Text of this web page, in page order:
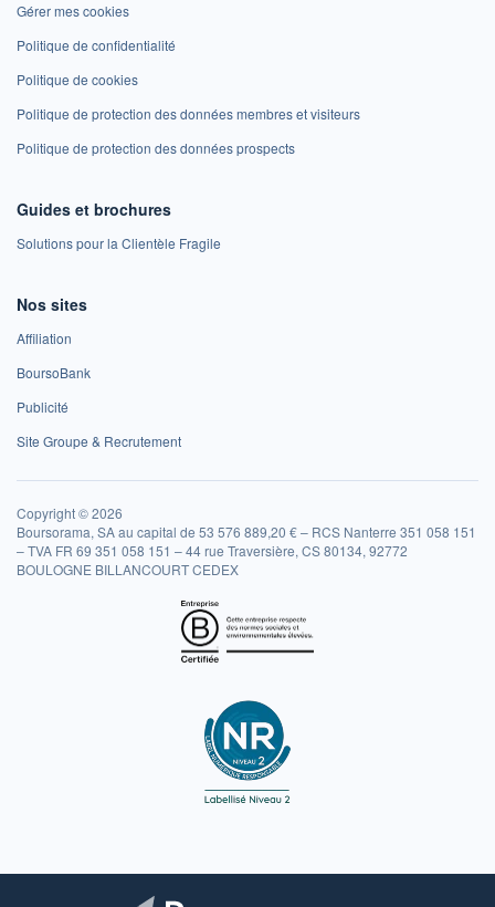
Gérer mes cookies
Politique de confidentialité
Politique de cookies
Politique de protection des données membres et visiteurs
Politique de protection des données prospects
Guides et brochures
Solutions pour la Clientèle Fragile
Nos sites
Affiliation
BoursoBank
Publicité
Site Groupe & Recrutement
Copyright © 2026
Boursorama, SA au capital de 53 576 889,20 € – RCS Nanterre 351 058 151
– TVA FR 69 351 058 151 – 44 rue Traversière, CS 80134, 92772
BOULOGNE BILLANCOURT CEDEX